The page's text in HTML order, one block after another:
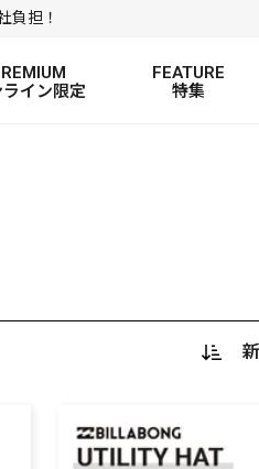
負担！
ライン限定
FEATURE
特集
SALT WATER